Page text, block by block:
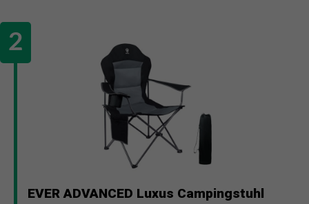
EVER ADVANCED Luxus Campingstuhl